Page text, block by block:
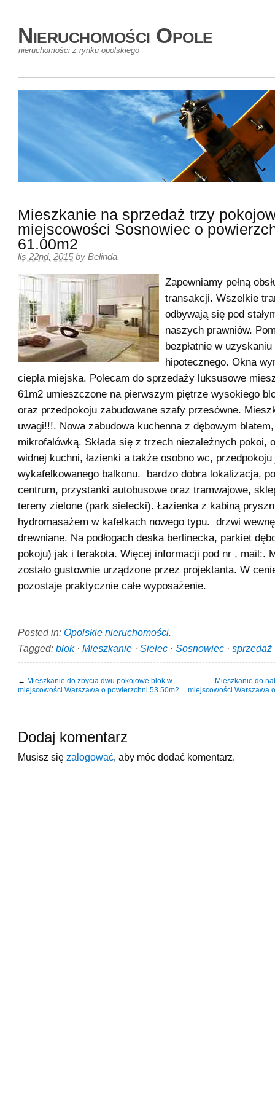
Nieruchomości Opole
nieruchomości z rynku opolskiego
Mieszkanie na sprzedaż trzy
miejscowości Sosnowiec o
61.00m2
lis 22nd, 2015 by Belinda.
Zapewniamy pełną
transakcji. Wszelkie
odbywają się pod
naszych prawniów.
bezpłatnie w
hipotecznego. Okna
ciepła miejska. Polecam do sprzedaży luksusowe
61m2 umieszczone na pierwszym piętrze wysokiego
oraz przedpokoju zabudowane szafy przesówne.
uwagi!!!. Nowa zabudowa kuchenna z dębowym
mikrofalówką. Składa się z trzech niezależnych pokoi,
widnej kuchni, łazienki a także osobno wc,
wykafelkowanego balkonu. bardzo dobra lokalizacja,
centrum, przystanki autobusowe oraz tramwajowe,
tereny zielone (park sielecki). Łazienka z kabiną
hydromasażem w kafelkach nowego typu. drzwi
drewniane. Na podłogach deska berlinecka, parkiet
pokoju) jak i terakota. Więcej informacji pod nr , mail:.
zostało gustownie urządzone przez projektanta. W
pozostaje praktycznie całe wyposażenie.
Posted in: Opolskie nieruchomości.
Tagged: blok· Mieszkanie · Sielec · Sosnowiec · sprzedaż
← Mieszkanie do zbycia dwu pokojowe blok w
miejscowości Warszawa o powierzchni 53.50m2
Mieszkanie do
miejscowości Warszawa
Dodaj komentarz
Musisz się zalogować , aby móc dodać komentarz.